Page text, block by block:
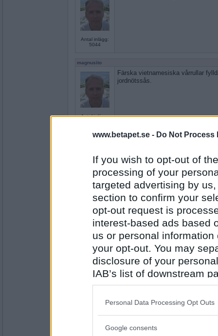
www.betapet.se - Do Not Process
If you wish to opt-out of
processing of your
targeted advertising by
section to confirm your
opt-out request is
interest-based ads based
us or personal
your opt-out. You may
disclosure of your
IAB’s list of downstream
also be disclosed by us
Downstream Participants
Please note that this
Personal Data Processing Opt Outs
Google consents
Antal inlägg:
5044
magnusito
Antal inlägg:
Färska vietnamesiska vårrullar
jordnötssås.
2266
else-marie
Antal inlägg:
1059
Stekt falukorv med kokt blomkål o
Det låter jättegott magnusito! Jag
på nätet. Det fick de bli med